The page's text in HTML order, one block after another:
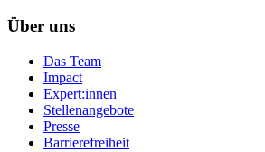
Über uns
Das Team
Impact
Expert:innen
Stellenangebote
Presse
Barrierefreiheit